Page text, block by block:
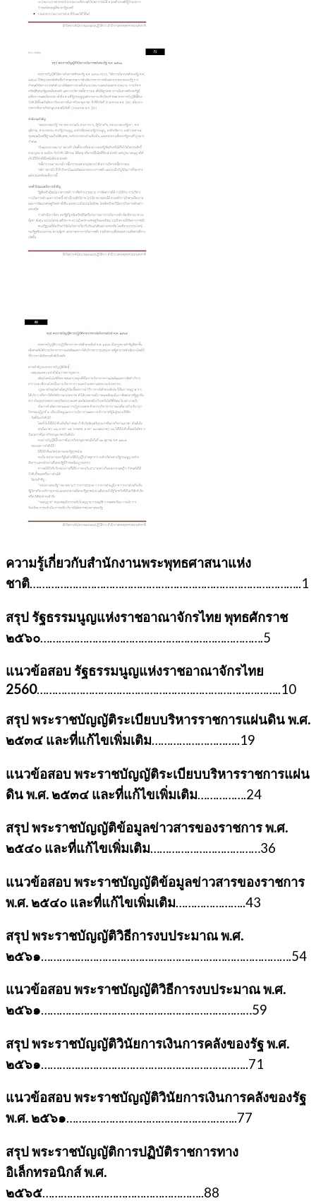
ความรู้เกี่ยวกับสำนักงานพระพุทธศาสนาแห่ง
ชาติ……………………………………………………………………………..1
สรุป รัฐธรรมนูญแห่งราชอาณาจักรไทย พุทธศักราช
๒๕๖๐……………………………………………………………….5
แนวข้อสอบ รัฐธรรมนูญแห่งราชอาณาจักรไทย
2560……………………………………………………………………..10
สรุป พระราชบัญญัติระเบียบบริหารราชการแผ่นดิน พ.ศ.
๒๕๓๔ และที่แก้ไขเพิ่มเติม………………………..19
แนวข้อสอบ พระราชบัญญัติระเบียบบริหารราชการแผ่น
ดิน พ.ศ. ๒๕๓๔ และที่แก้ไขเพิ่มเติม…………….24
สรุป พระราชบัญญัติข้อมูลข่าวสารของราชการ พ.ศ.
๒๕๔๐ และที่แก้ไขเพิ่มเติม………………………………36
แนวข้อสอบ พระราชบัญญัติข้อมูลข่าวสารของราชการ
พ.ศ. ๒๕๔๐ และที่แก้ไขเพิ่มเติม…………………..43
สรุป พระราชบัญญัติวิธีการงบประมาณ พ.ศ.
๒๕๖๑……………………………………………………………………….54
แนวข้อสอบ พระราชบัญญัติวิธีการงบประมาณ พ.ศ.
๒๕๖๑……………………………………………………………59
สรุป พระราชบัญญัติวินัยการเงินการคลังของรัฐ พ.ศ.
๒๕๖๑…………………………………………………………..71
แนวข้อสอบ พระราชบัญญัติวินัยการเงินการคลังของรัฐ
พ.ศ. ๒๕๖๑………………………………………………..77
สรุป พระราชบัญญัติการปฏิบัติราชการทาง
อิเล็กทรอนิกส์ พ.ศ.
๒๕๖๕……………………………………………..88